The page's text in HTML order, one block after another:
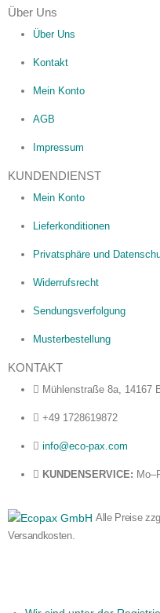
Über Uns
Über Uns
Kontakt
Mein Konto
AGB
Impressum
KUNDENDIENST
Mein Konto
Lieferkonditionen
Privatsphäre und
Widerrufsrecht
Sendungsverfolgung
Musterbestellung
KONTAKT
Mühlenstraße 8a, 14167
+49 1728619872
info@eco-pax.com
KUNDENSERVICE:
Alle Preise
Versandkosten.